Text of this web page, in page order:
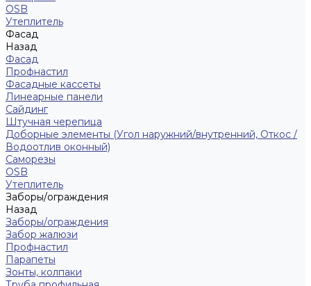
ОSB
Утеплитель
Фасад
Назад
Фасад
Профнастил
Фасадные кассеты
Линеарные панели
Сайдинг
Штучная черепица
Доборные элементы (Угол наружний/внутренний, Откос /
Водоотлив оконный)
Саморезы
OSB
Утеплитель
Заборы/ограждения
Назад
Заборы/ограждения
Забор жалюзи
Профнастил
Парапеты
Зонты, колпаки